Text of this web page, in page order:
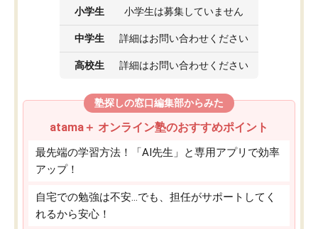
小学生 小学生は募集していません
中学生 詳細はお問い合わせください
高校生 詳細はお問い合わせください
塾探しの窓口編集部からみた
atama＋ オンライン塾のおすすめポイント
最先端の学習方法！「AI先生」と専用アプリで効率
アップ！
自宅での勉強は不安…でも、担任がサポートしてく
れるから安心！